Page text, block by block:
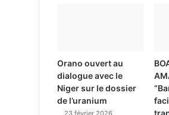
Orano ouvert au
dialogue avec le
Niger sur le dossier
de l’uranium